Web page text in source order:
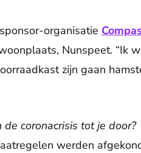
organisatie
Nunspeet. “Ik
zijn gaan
coronacrisis tot je door?
werden